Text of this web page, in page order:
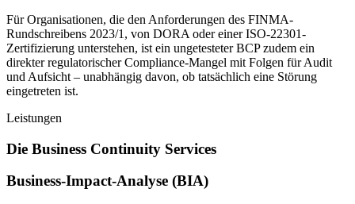
Für Organisationen, die den Anforderungen des FINMA-
Rundschreibens 2023/1, von DORA oder einer ISO-22301-
Zertifizierung unterstehen, ist ein ungetesteter BCP zudem ein
direkter regulatorischer Compliance-Mangel mit Folgen für Audit
und Aufsicht – unabhängig davon, ob tatsächlich eine Störung
eingetreten ist.
Leistungen
Die Business Continuity Services
Business-Impact-Analyse (BIA)